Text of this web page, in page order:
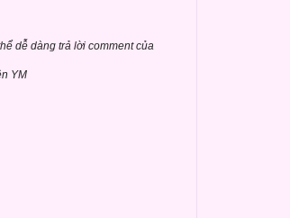
dễ dàng trả lời comment của
YM